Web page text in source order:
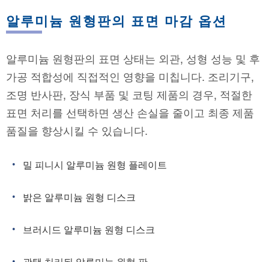
알루미늄 원형판의 표면 마감 옵션
알루미늄 원형판의 표면 상태는 외관, 성형 성능 및 후
가공 적합성에 직접적인 영향을 미칩니다. 조리기구,
조명 반사판, 장식 부품 및 코팅 제품의 경우, 적절한
표면 처리를 선택하면 생산 손실을 줄이고 최종 제품
품질을 향상시킬 수 있습니다.
밀 피니시 알루미늄 원형 플레이트
밝은 알루미늄 원형 디스크
브러시드 알루미늄 원형 디스크